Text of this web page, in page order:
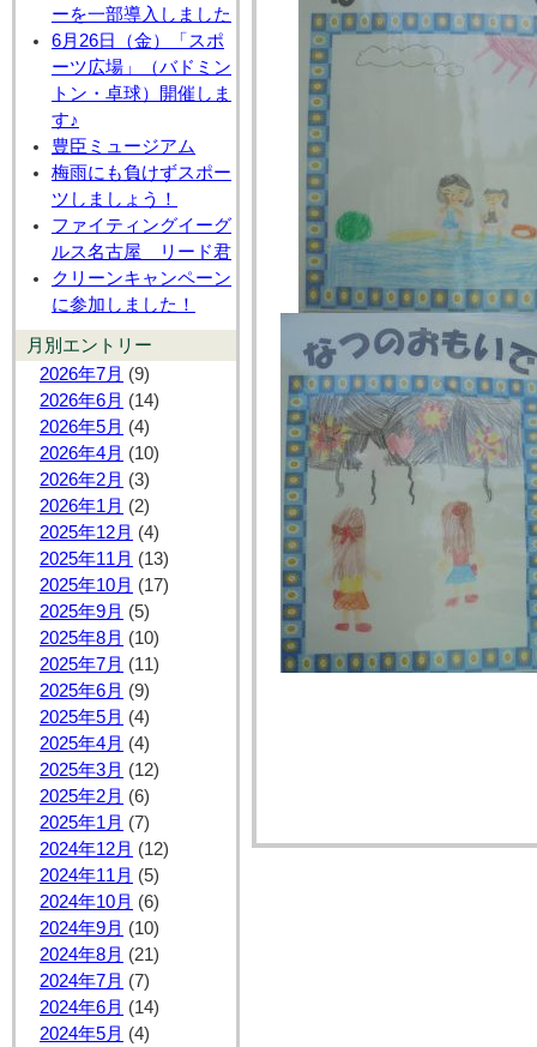
ーを一部導入しました
6月26日（金）「スポ
ーツ広場」（バドミン
トン・卓球）開催しま
す♪
豊臣ミュージアム
梅雨にも負けずスポー
ツしましょう！
ファイティングイーグ
ルス名古屋 リード君
クリーンキャンペーン
に参加しました！
月別エントリー
2026年7月 (9)
2026年6月 (14)
2026年5月 (4)
2026年4月 (10)
2026年2月 (3)
2026年1月 (2)
2025年12月 (4)
2025年11月 (13)
2025年10月 (17)
2025年9月 (5)
2025年8月 (10)
2025年7月 (11)
2025年6月 (9)
2025年5月 (4)
2025年4月 (4)
2025年3月 (12)
2025年2月 (6)
2025年1月 (7)
2024年12月 (12)
2024年11月 (5)
2024年10月 (6)
2024年9月 (10)
2024年8月 (21)
2024年7月 (7)
2024年6月 (14)
2024年5月 (4)